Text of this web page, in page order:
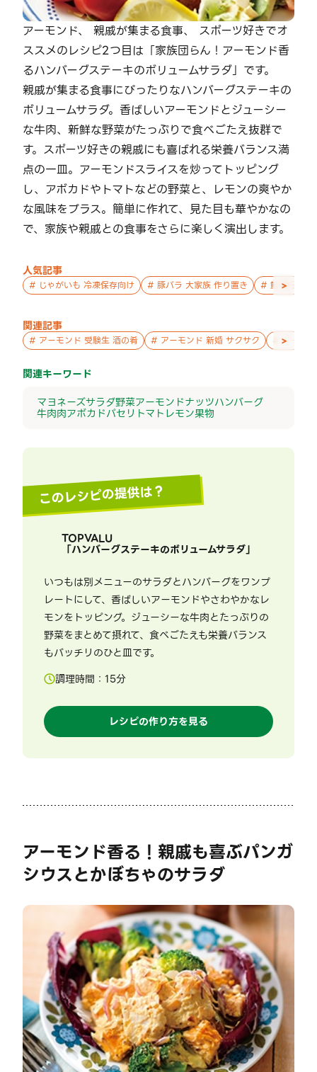
アーモンド、 親戚が集まる食事、 スポーツ好きでオ
ススメのレシピ2つ目は「家族団らん！アーモンド香
るハンバーグステーキのボリュームサラダ」です。
親戚が集まる食事にぴったりなハンバーグステーキの
ボリュームサラダ。香ばしいアーモンドとジューシー
な牛肉、新鮮な野菜がたっぷりで食べごたえ抜群で
す。スポーツ好きの親戚にも喜ばれる栄養バランス満
点の一皿。アーモンドスライスを炒ってトッピング
し、アボカドやトマトなどの野菜と、レモンの爽やか
な風味をプラス。簡単に作れて、見た目も華やかなの
で、家族や親戚との食事をさらに楽しく演出します。
人気記事
# じゃがいも 冷凍保存向け # 豚バラ 大家族 作り置き # 鮭 親子 作
>
関連記事
# アーモンド 受験生 酒の肴 # アーモンド 新婚 サクサク #アーモ
>
関連キーワード
マヨネーズサラダ野菜アーモンドナッツハンバーグ
牛肉肉アボカドパセリ トマトレモン果物
このレシピの提供は？
TOPVALU
「ハンバーグステーキのボリュームサラダ」
いつもは別メニューのサラダとハンバーグをワンプ
レートにして、香ばしいアーモンドやさわやかなレ
モンをトッピング。ジューシーな牛肉とたっぷりの
野菜をまとめて摂れて、食べごたえも栄養バランス
もバッチリのひと皿です。
調理時間： 15分
レシピの作り方を見る
アーモンド香る！親戚も喜ぶパンガ
シウスとかぼちゃのサラダ